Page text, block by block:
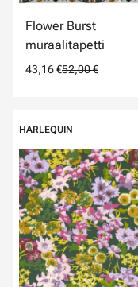
Flower Burst
muraalitapetti
43,16 €52,00 €
HARLEQUIN